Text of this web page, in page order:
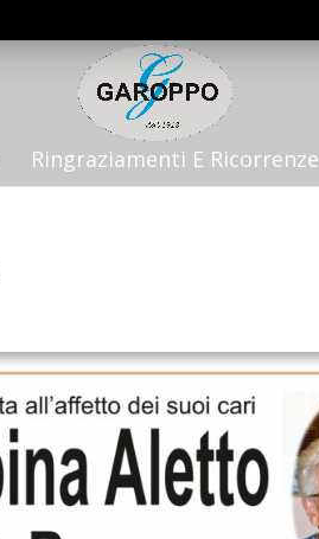
Ringraziamenti E Ricorrenze